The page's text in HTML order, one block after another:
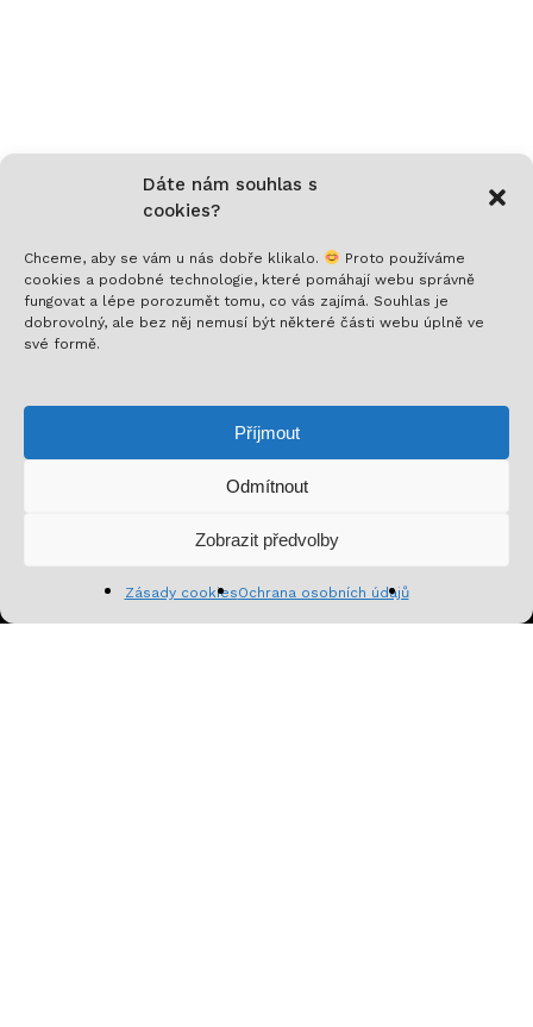
Dáte nám souhlas s
cookies?
Chceme, aby se vám u nás dobře klikalo.
Proto používáme
cookies a podobné technologie, které pomáhají webu správně
fungovat a lépe porozumět tomu, co vás zajímá. Souhlas je
dobrovolný, ale bez něj nemusí být některé části webu úplně ve
své formě.
Příjmout
Odmítnout
Zobrazit předvolby
Zásady cookiesOchrana osobních údajů
Nech si posílat to nejlepší!
speciální nabídky a inspirativní obsah. Přinášíme ti
jen to, co stojí za to!